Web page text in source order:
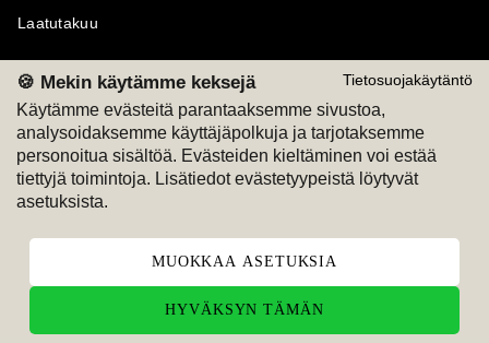
Tietosuojakäytäntö
🍪 Mekin käytämme keksejä
Käytämme evästeitä parantaaksemme sivustoa,
analysoidaksemme käyttäjäpolkuja ja tarjotaksemme
personoitua sisältöä. Evästeiden kieltäminen voi estää
tiettyjä toimintoja. Lisätiedot evästetyypeistä löytyvät
asetuksista.
MUOKKAA ASETUKSIA
HYVÄKSYN TÄMÄN
Laatutakuu
Maksutavat
M
Seuraa meitä